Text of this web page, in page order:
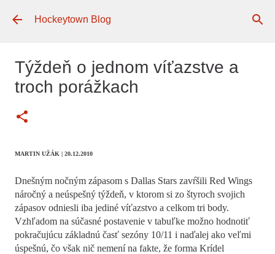
Preskočiť na hlavný obsah
Hockeytown Blog
Týždeň o jednom víťazstve a
troch porážkach
MARTIN UŽÁK | 20.12.2010
Dnešným nočným zápasom s Dallas Stars zavŕšili Red Wings
náročný a neúspešný týždeň, v ktorom si zo štyroch svojich
zápasov odniesli iba jediné víťazstvo a celkom tri body.
Vzhľadom na súčasné postavenie v tabuľke možno hodnotiť
pokračujúcu základnú časť sezóny 10/11 i naďalej ako veľmi
úspešnú, čo však nič nemení na fakte, že forma Krídel